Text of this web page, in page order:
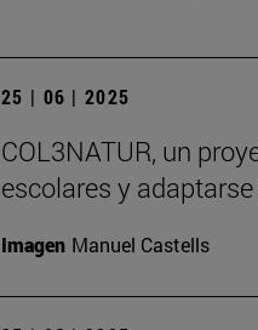
25 | 06 | 2025
COL3NATUR, un
escolares y
Imagen Manuel Castells